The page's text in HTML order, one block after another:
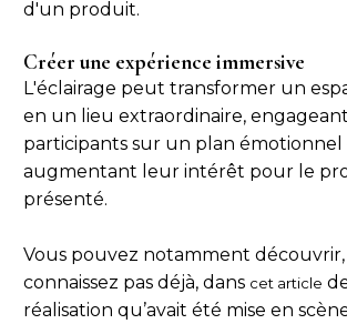
d'un produit.
Créer une expérience immersive
L'éclairage peut transformer un
en un lieu extraordinaire,
participants sur un plan émotionnel
augmentant leur intérêt pour le
présenté.
Vous pouvez notamment découvrir,
connaissez pas déjà, dans cet article
réalisation qu’avait été mise en